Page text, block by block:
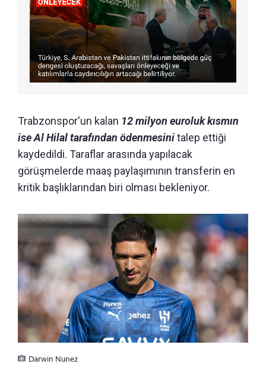
Trabzonspor'un kalan 12 milyon euroluk kısmın
ise Al Hilal tarafından ödenmesinitalep ettiği
kaydedildi. Taraflar arasında yapılacak
görüşmelerde maaş paylaşımının transferin en
kritik başlıklarından biri olması bekleniyor.
Darwin Nunez